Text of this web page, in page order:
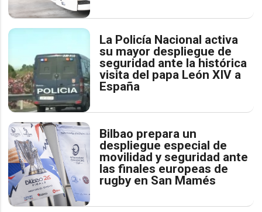
La Policía Nacional activa
su mayor despliegue de
seguridad ante la histórica
visita del papa León XIV a
España
Bilbao prepara un
despliegue especial de
movilidad y seguridad ante
las finales europeas de
rugby en San Mamés